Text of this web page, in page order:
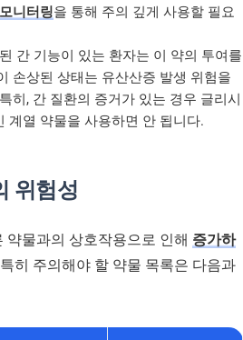
니터링을 통해 주의 깊게 사용할 필요
간 기능이 있는 환자는 이 약의 투여를
손상된 상태는 유산산증 발생 위험을
히, 간 질환의 증거가 있는 경우 글리시
계열 약물을 사용하면 안 됩니다.
위험성
물과의 상호작용으로 인해 증가하
히 주의해야 할 약물 목록은 다음과